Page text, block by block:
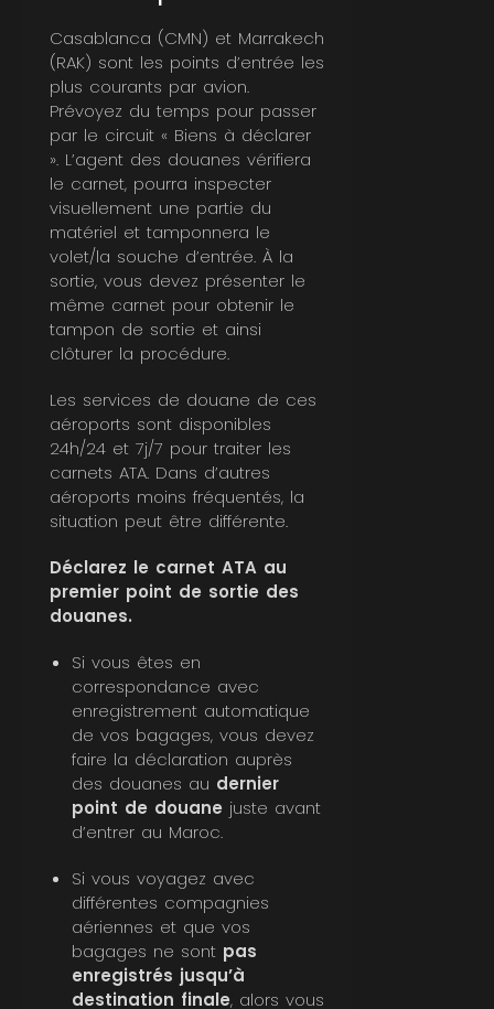
Casablanca (CMN) et Marrakech
(RAK) sont les points d’entrée les
plus courants par avion.
Prévoyez du temps pour passer
par le circuit « Biens à déclarer
». L’agent des douanes vérifiera
le carnet, pourra inspecter
visuellement une partie du
matériel et tamponnera le
volet/la souche d’entrée. À la
sortie, vous devez présenter le
même carnet pour obtenir le
tampon de sortie et ainsi
clôturer la procédure.
Les services de douane de ces
aéroports sont disponibles
24h/24 et 7j/7 pour traiter les
carnets ATA. Dans d’autres
aéroports moins fréquentés, la
situation peut être différente.
Déclarez le carnet ATA au
premier point de sortie des
douanes.
Si vous êtes en
correspondance avec
enregistrement automatique
de vos bagages, vous devez
faire la déclaration auprès
des douanes au dernier
point de douane juste avant
d’entrer au Maroc.
Si vous voyagez avec
différentes compagnies
aériennes et que vos
bagages ne sont pas
enregistrés jusqu’à
destination finale, alors vous